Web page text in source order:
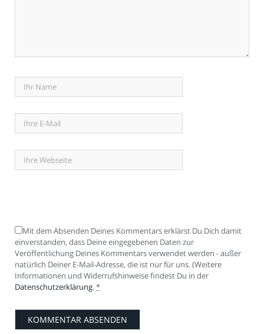
Mit dem Absenden Deines Kommentars erklärst Du Dich damit
einverstanden, dass Deine eingegebenen Daten zur
Veröffentlichung Deines Kommentars verwendet werden - außer
natürlich Deiner E-Mail-Adresse, die ist nur für uns. (Weitere
Informationen und Widerrufshinweise findest Du in der
Datenschutzerklärung.*